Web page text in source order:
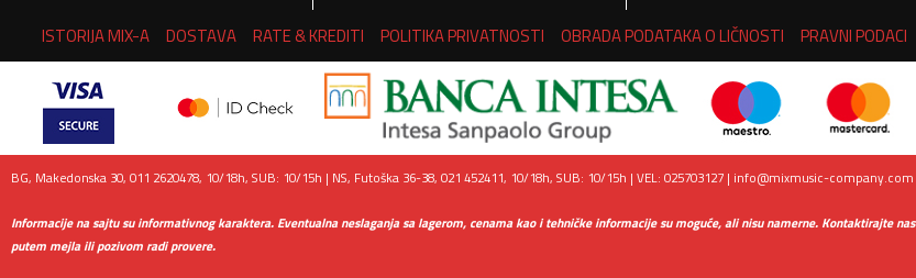
ISTORIJA MIX-A DOSTAVA RATE & KREDITI POLITIKA PRIVATNOSTI OBRADA PODATAKA O LIČNOSTI PRAVNI PODACI
BG, Makedonska 30, 011 2620478, 10/18h, SUB: 10/15h | NS, Futoška 36-38, 021 452411, 10/18h, SUB: 10/15h | VEL: 025703127 | info@mixmusic-company.com
Informacije na sajtu su informativnog karaktera. Eventualna neslaganja sa lagerom, cenama kao i tehničke informacije su moguće, ali nisu namerne. Kontaktirajte nas
putem mejla ili pozivom radi provere.